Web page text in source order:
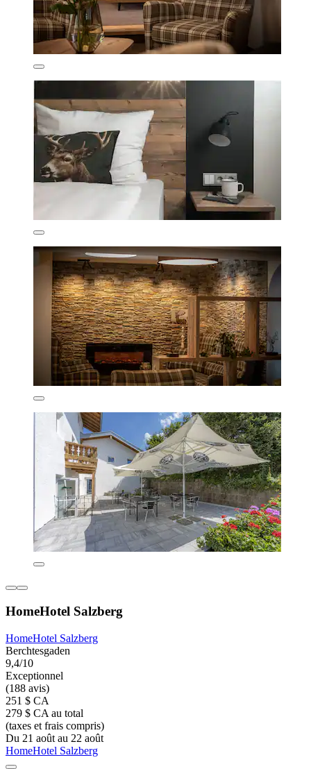
HomeHotel Salzberg
HomeHotel Salzberg
Berchtesgaden
9,4/10
Exceptionnel
(188 avis)
251 $ CA
279 $ CA au total
(taxes et frais compris)
Du 21 août au 22 août
HomeHotel Salzberg